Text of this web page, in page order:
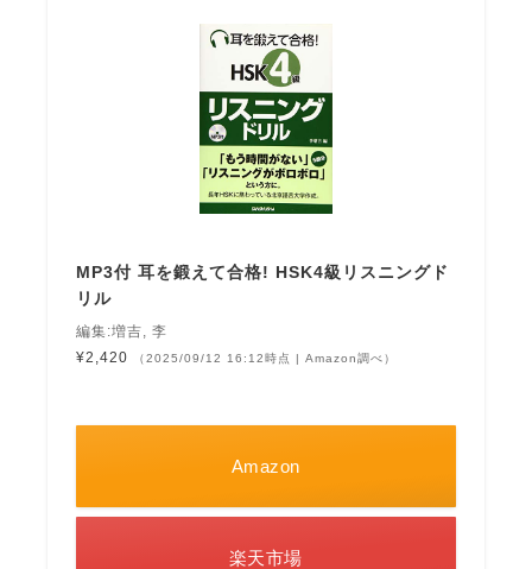
MP3付 耳を鍛えて合格! HSK4級リスニングド
リル
編集:増吉, 李
¥2,420
（2025/09/12 16:12時点 | Amazon調べ）
Amazon
楽天市場